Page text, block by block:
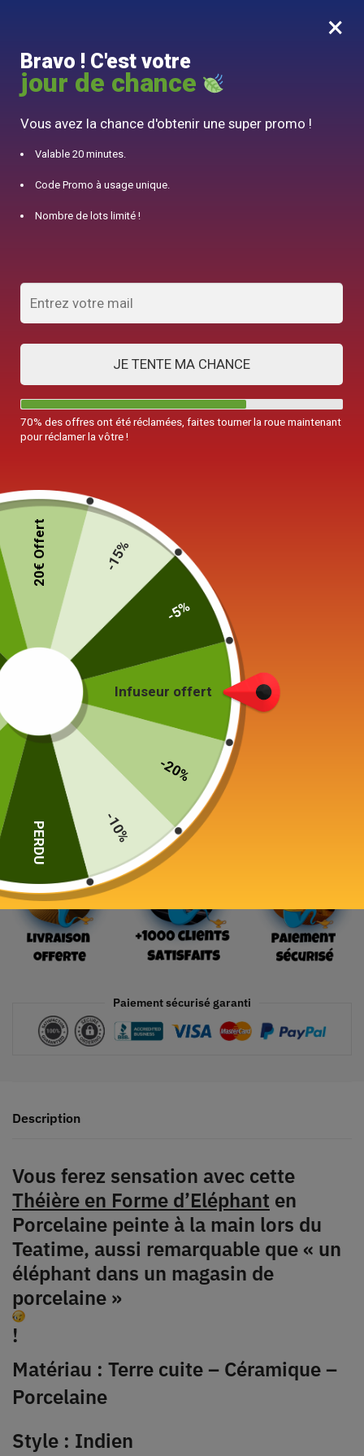
0
10% offert pour 50€ d’achats avec le code DJINN10
Théière en Porcelaine
Forme Éléphant 800ml
Ajouter au panier
Paiement sécurisé garanti
Description
Vous ferez sensation avec cette
Théière en Forme d’Eléphant en
Porcelaine peinte à la main lors du
Teatime, aussi remarquable que « un
éléphant dans un magasin de
porcelaine »
!
Matériau : Terre cuite – Céramique –
Porcelaine
Style : Indien
×
Bravo ! C'est votre
jour de chance
Vous avez la chance d'obtenir une super promo !
Valable 20 minutes.
Code Promo à usage unique.
Nombre de lots limité !
JE TENTE MA CHANCE
70% des offres ont été réclamées, faites tourner la roue maintenant
pour réclamer la vôtre !
Infuseur offert
-20%
-10%
PERDU
20€ Offert -15%
-5%